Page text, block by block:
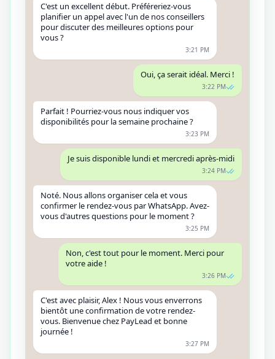
C'est un excellent début. Préféreriez-vous
planifier un appel avec l'un de nos conseillers
pour discuter des meilleures options pour
vous ?
3:21 PM
Oui, ça serait idéal. Merci !
3:22 PM
Parfait ! Pourriez-vous nous indiquer vos
disponibilités pour la semaine prochaine ?
3:23 PM
Je suis disponible lundi et mercredi après-midi
3:24 PM
Noté. Nous allons organiser cela et vous
confirmer le rendez-vous par WhatsApp. Avez-
vous d'autres questions pour le moment ?
3:25 PM
Non, c'est tout pour le moment. Merci pour
votre aide !
3:26 PM
C'est avec plaisir, Alex ! Nous vous enverrons
bientôt une confirmation de votre rendez-
vous. Bienvenue chez PayLead et bonne
journée !
3:27 PM